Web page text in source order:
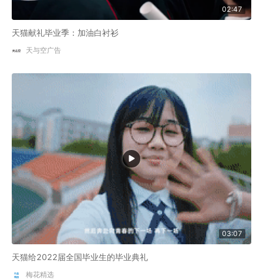
02:47
天猫献礼毕业季：加油白衬衫
天与空广告
03:07
天猫给2022届全国毕业生的毕业典礼
梅花精选